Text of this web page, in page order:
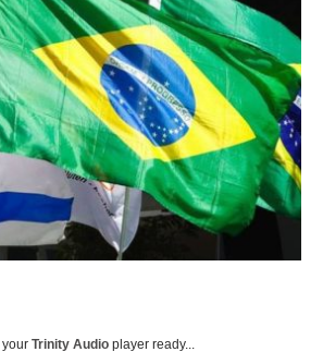
your Trinity Audio player ready...